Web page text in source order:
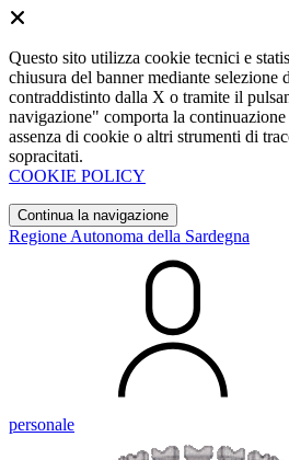
Questo sito utilizza cookie tecnici e
chiusura del banner mediante selezione
contraddistinto dalla X o tramite il
navigazione" comporta la
assenza di cookie o altri strumenti di
sopracitati.
COOKIE POLICY
Continua la navigazione
Regione Autonoma della Sardegna
personale